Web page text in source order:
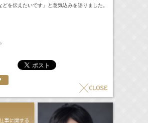
どを伝えたいです」と意気込みを語りました。